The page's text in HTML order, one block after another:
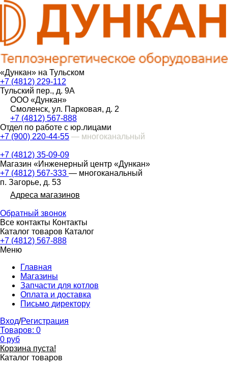
«Дункан» на Тульском
+7 (4812) 229-112
Тульский пер., д. 9А
ООО «Дункан»
Смоленск, ул. Парковая, д. 2
+7 (4812) 567-888
Отдел по работе с юр.лицами
+7 (900) 220-44-55 — многоканальный
+7 (4812) 35-09-09
Магазин «Инженерный центр «Дункан»
+7 (4812) 567-333 — многоканальный
п. Загорье, д. 53
Адреса магазинов
Обратный звонок
Все контакты Контакты
Каталог товаров Каталог
+7 (4812) 567-888
Меню
Главная
Магазины
Запчасти для котлов
Оплата и доставка
Письмо директору
Вход/Регистрация
Товаров: 0
0 руб
Корзина пуста!
Каталог товаров